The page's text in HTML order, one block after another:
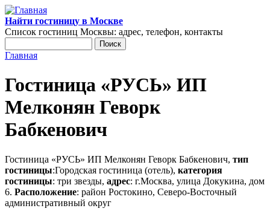
Перейти к основному содержанию
Найти гостиницу в Москве
Список гостиниц Москвы: адрес, телефон, контакты
Форма поиска
Главная
Гостиница «РУСЬ» ИП
Мелконян Геворк
Бабкенович
Гостиница «РУСЬ» ИП Мелконян Геворк Бабкенович, тип
гостиницы:Городская гостиница (отель), категория
гостиницы: три звезды, адрес: г.Москва, улица Докукина, дом
6. Расположение: район Ростокино, Северо-Восточный
административный округ